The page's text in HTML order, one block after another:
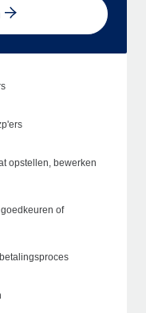
opstellen, bewerken
of